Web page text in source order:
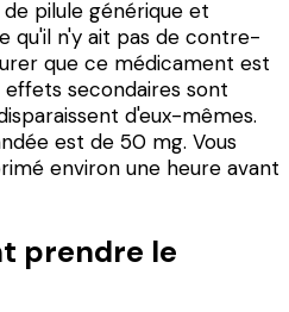
pilule générique et
qu'il n'y ait pas de contre-
que ce médicament est
secondaires sont
d'eux-mêmes.
est de 50 mg. Vous
environ une heure avant
prendre le